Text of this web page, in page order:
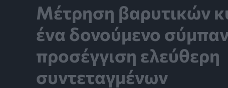
Μέτρηση βαρυτικών
ένα δονούμενο
προσέγγιση ελεύθερη
συντεταγμένων